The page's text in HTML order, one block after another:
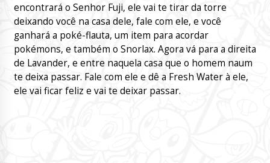
encontrará o Senhor Fuji, ele vai te tirar da torre
deixando você na casa dele, fale com ele, e você
ganhará a poké-flauta, um item para acordar
pokémons, e também o Snorlax. Agora vá para a direita
de Lavander, e entre naquela casa que o homem naum
te deixa passar. Fale com ele e dê a Fresh Water à ele,
ele vai ficar feliz e vai te deixar passar.